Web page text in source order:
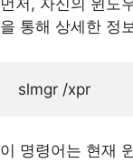
먼저, 자신의 윈도
을 통해 상세한 정
이 명령어는 현재